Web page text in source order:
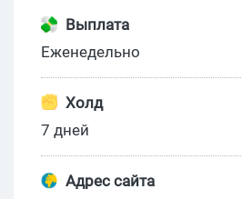
Выплата
Еженедельно
Холд
7 дней
Адрес сайта